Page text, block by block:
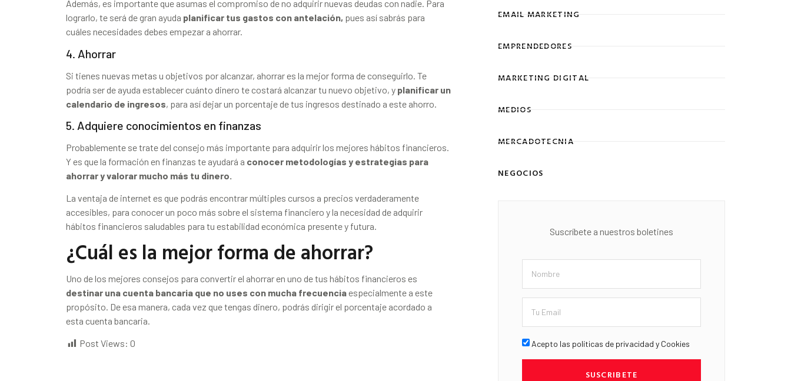
Además, es importante que asumas el compromiso de no adquirir nuevas deudas con nadie. Para
lograrlo, te será de gran ayuda planificar tus gastos con antelación, pues así sabrás para
cuáles necesidades debes empezar a ahorrar.
4. Ahorrar
Si tienes nuevas metas u objetivos por alcanzar, ahorrar es la mejor forma de conseguirlo. Te
podría ser de ayuda establecer cuánto dinero te costará alcanzar tu nuevo objetivo, y planificar un
calendario de ingresos, para así dejar un porcentaje de tus ingresos destinado a este ahorro.
5. Adquiere conocimientos en finanzas
Probablemente se trate del consejo más importante para adquirir los mejores hábitos financieros.
Y es que la formación en finanzas te ayudará a conocer metodologías y estrategias para
ahorrar y valorar mucho más tu dinero.
La ventaja de internet es que podrás encontrar múltiples cursos a precios verdaderamente
accesibles, para conocer un poco más sobre el sistema financiero y la necesidad de adquirir
hábitos financieros saludables para tu estabilidad económica presente y futura.
¿Cuál es la mejor forma de ahorrar?
Uno de los mejores consejos para convertir el ahorrar en uno de tus hábitos financieros es
destinar una cuenta bancaria que no uses con mucha frecuenciaespecialmente a este
propósito. De esa manera, cada vez que tengas dinero, podrás dirigir el porcentaje acordado a
esta cuenta bancaria.
Post Views: 0
EMAIL MARKETING
EMPRENDEDORES
MARKETING DIGITAL
MEDIOS
MERCADOTECNIA
NEGOCIOS
Suscríbete a nuestros boletines
Acepto las políticas de privacidad y Cookies
SUSCRIBETE